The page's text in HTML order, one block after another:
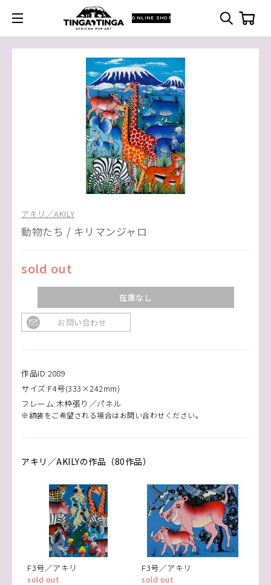
ONLINE SHOP
アキリ／AKILY
動物たち / キリマンジャロ
sold out
在庫なし
お問い合わせ
作品ID:2089
サイズ:F4号(333×242mm)
フレーム:木枠張り／パネル
※額装をご希望される場合はお問い合わせください。
アキリ／AKILYの作品（80作品）
F3号／アキリ
sold out
F3号／アキリ
sold out